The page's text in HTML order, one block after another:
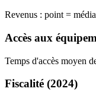
Revenus : point =
Accès aux
Temps d'accès moyen
Fiscalité (2024)